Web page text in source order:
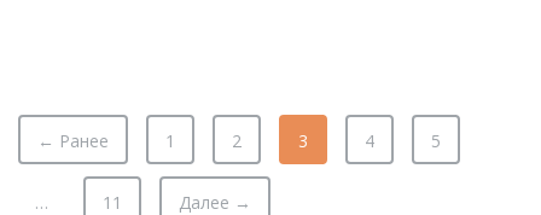
← Ранее 1 2 3 4 5
… 11 Далее →